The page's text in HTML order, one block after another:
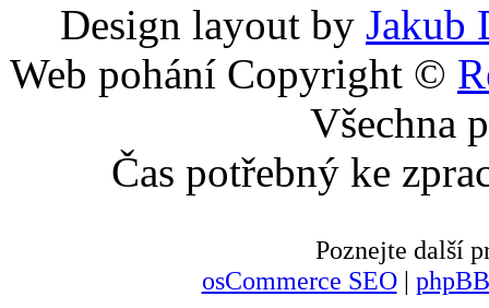
Design layout by Jakub
Web pohání Copyright ©
Všechna
Čas potřebný ke
Poznejte další
osCommerce SEO|